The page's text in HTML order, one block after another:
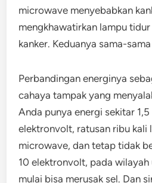
microwave menyebabkan
mengkhawatirkan lampu
kanker. Keduanya sama-
Perbandingan energinya
cahaya tampak yang
Anda punya energi sekitar
elektronvolt, ratusan ribu kali
microwave, dan tetap tidak
10 elektronvolt, pada
mulai bisa merusak sel. Dan